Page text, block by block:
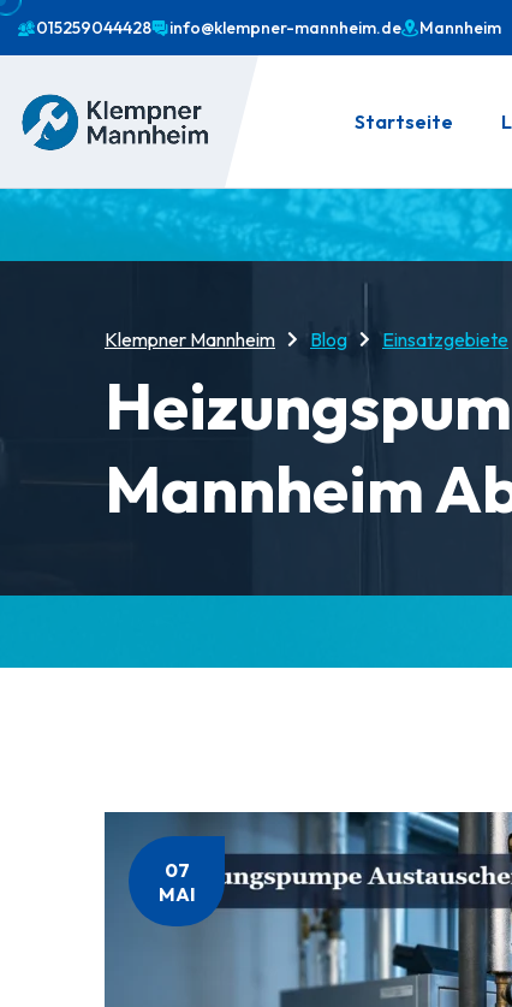
015259044428 info@klempner-mannheim.de Mannheim
Startseite
Klempner Mannheim Blog Einsatzgebiete
Mannheim
07
MAI